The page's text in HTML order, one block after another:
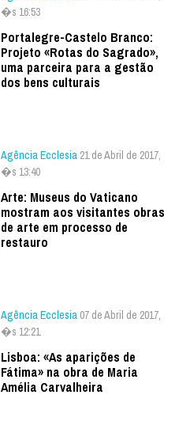
�s 16:53
Portalegre-Castelo Branco:
Projeto «Rotas do Sagrado»,
uma parceira para a gestão
dos bens culturais
Agência Ecclesia 21 de Abril de 2017,
�s 13:40
Arte: Museus do Vaticano
mostram aos visitantes obras
de arte em processo de
restauro
Agência Ecclesia 07 de Abril de 2017,
�s 12:21
Lisboa: «As aparições de
Fátima» na obra de Maria
Amélia Carvalheira